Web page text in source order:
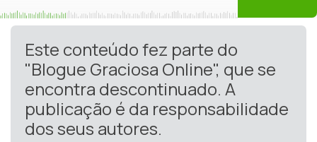
Este conteúdo fez parte do
"Blogue Graciosa Online", que se
encontra descontinuado. A
publicação é da responsabilidade
dos seus autores.